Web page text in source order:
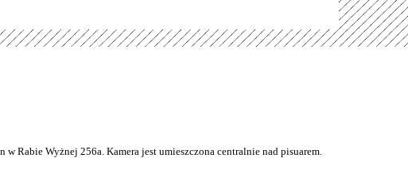
Rabie Wyżnej 256a. Kamera jest umieszczona centralnie nad pisuarem.